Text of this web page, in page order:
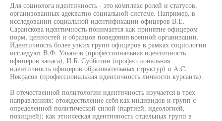
Для социолога идентичность - это комплекс ролей и статусов,
организованных адекватно социальной системе. Например, в
исследовании социальной идентификации офицеров В.Е.
Саранскова идентичность понимается как принятие офицером
норм, ценностей и образцов поведения военной организации.
Идентичность более узких групп офицеров в рамках социологии
исследуют В.Ф. Ульянов (профессиональная идентичность
офицеров запаса), И.Б. Субботин (профессиональная
идентичность офицеров образовательных структур) и A.C.
Некрасов (профессиональная идентичность личности курсанта).
В отечественной политологии идентичность изучается в трех
направлениях: отождествление себя как индивидов и групп с
определенной политической силой (партией, идеологией,
позицией); как этническая идентичность отдельных групп в